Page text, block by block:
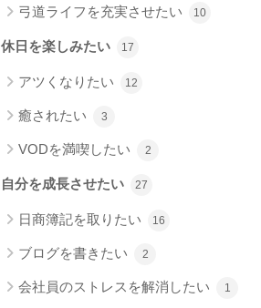
弓道ライフを充実させたい 10
休日を楽しみたい 17
アツくなりたい 12
癒されたい 3
VODを満喫したい 2
自分を成長させたい 27
日商簿記を取りたい 16
ブログを書きたい 2
会社員のストレスを解消したい 1